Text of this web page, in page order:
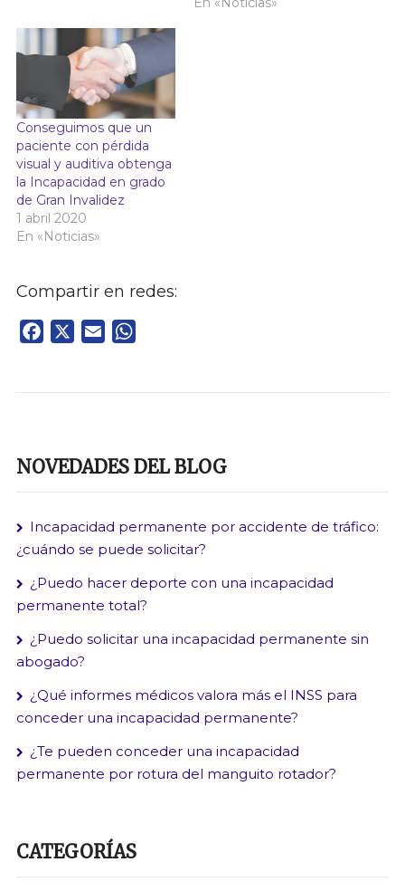
Conseguimos que un
paciente con pérdida
visual y auditiva obtenga
la Incapacidad en grado
de Gran Invalidez
1 abril 2020
En «Noticias»
Compartir en redes:
Facebook Email
NOVEDADES DEL BLOG
Incapacidad permanente por accidente de tráfico:
¿cuándo se puede solicitar?
¿Puedo hacer deporte con una incapacidad
permanente total?
¿Puedo solicitar una incapacidad permanente sin
abogado?
¿Qué informes médicos valora más el INSS para
conceder una incapacidad permanente?
¿Te pueden conceder una incapacidad
permanente por rotura del manguito rotador?
CATEGORÍAS